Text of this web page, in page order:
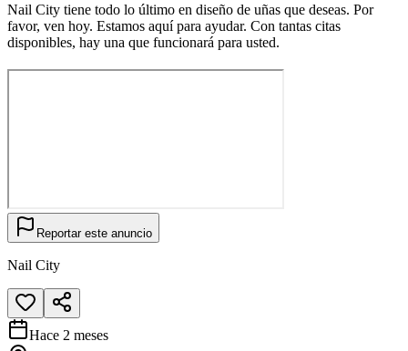
Nail City tiene todo lo último en diseño de uñas que deseas. Por
favor, ven hoy. Estamos aquí para ayudar. Con tantas citas
disponibles, hay una que funcionará para usted.
Reportar este anuncio
Nail City
Hace 2 meses